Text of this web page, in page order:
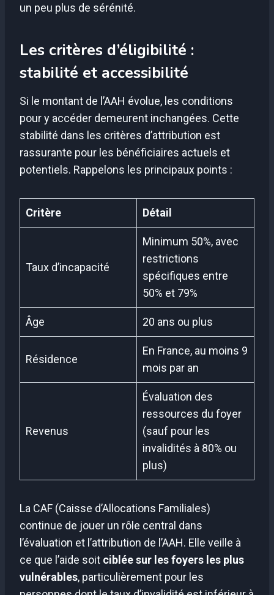
un peu plus de sérénité.
Les critères d’éligibilité :
stabilité et accessibilité
Si le montant de l’AAH évolue, les conditions
pour y accéder demeurent inchangées. Cette
stabilité dans les critères d’attribution est
rassurante pour les bénéficiaires actuels et
potentiels. Rappelons les principaux points :
Critère Détail
Taux d’incapacité
Minimum 50%, avec
restrictions
spécifiques entre
50% et 79%
Âge 20 ans ou plus
Résidence
En France, au moins 9
mois par an
Revenus
Évaluation des
ressources du foyer
(sauf pour les
invalidités à 80% ou
plus)
La CAF (Caisse d’Allocations Familiales)
continue de jouer un rôle central dans
l’évaluation et l’attribution de l’AAH. Elle veille à
ce que l’aide soit ciblée sur les foyers les plus
vulnérables, particulièrement pour les